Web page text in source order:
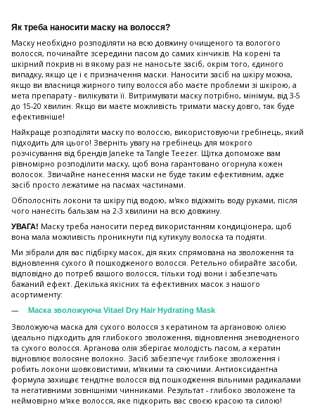
Як треба наносити маску на волосся?
Маску необхідно розподіляти на всю довжину очищеного та вологого
волосся, починайте зсередини пасом до самих кінчиків. На корені та
шкірний покрив ні в якому разі не наносьте засіб, окрім того, єдиного
випадку, якщо це і є призначення маски. Наносити засіб на шкіру можна,
якщо ви власниця жирного типу волосся або маєте проблеми зі шкірою, а
мета препарату - вилікувати її. Витримувати маску потрібно, мінімум, від 3-5
до 15-20 хвилин. Якщо ви маєте можливість тримати маску довго, так буде
ефективніше!
Найкраще розподіляти маску по волоссю, використовуючи гребінець, який
підходить для цього! Зверніть увагу на гребінець для мокрого
розчісування від брендів Janeke та Tangle Teezer. Щітка допоможе вам
рівномірно розподілити маску, щоб вона гарантовано огорнула кожен
волосок. Звичайне нанесення маски не буде таким ефективним, адже
засіб просто лежатиме на пасмах частинами.
Обполосніть локони та шкіру під водою, м'яко відіжміть воду руками, після
чого нанесіть бальзам на 2-3 хвилини на всю довжину.
УВАГА! Маску треба наносити перед використанням кондиціонера, щоб
вона мала можливість проникнути під кутикулу волоска та подіяти.
Ми зібрали для вас підбірку масок, дія яких спрямована на зволоження та
відновлення сухого й пошкодженого волосся. Ретельно обирайте засоби,
відповідно до потреб вашого волосся, тільки тоді вони і забезпечать
бажаний ефект. Декілька якісних та ефективних масок з нашого
асортименту:
Маска зволожуюча Vitael Dry Hair Hydrating Mask
Зволожуюча маска для сухого волосся з кератином та аргановою олією
ідеально підходить для глибокого зволоження, відновлення зневодненого
та сухого волосся. Арганова олія зберігає молодість пасом, а кератин
відновлює волосяне волокно. Засіб забезпечує глибоке зволоження і
робить локони шовковистими, м'якими та сяючими. Антиоксидантна
формула захищає тендітне волосся від пошкодження вільними радикалами
та негативними зовнішніми чинниками. Результат - глибоко зволожене та
неймовірно м'яке волосся, яке підкорить вас своєю красою та силою!